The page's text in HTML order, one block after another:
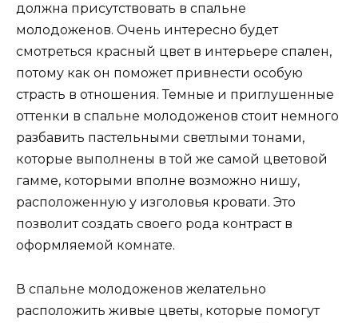
должна присутствовать в спальне
молодоженов. Очень интересно будет
смотреться красный цвет в интерьере спален,
потому как он поможет привнести особую
страсть в отношения. Темные и приглушенные
оттенки в спальне молодоженов стоит немного
разбавить пастельными светлыми тонами,
которые выполнены в той же самой цветовой
гамме, которыми вполне возможно нишу,
расположенную у изголовья кровати. Это
позволит создать своего рода контраст в
оформляемой комнате.
В спальне молодоженов желательно
расположить живые цветы, которые помогут